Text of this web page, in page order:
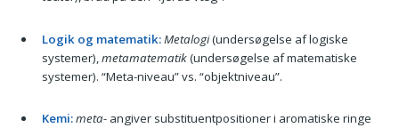
Logik og matematik:Metalogi(undersøgelse af logiske
systemer), metamatematik(undersøgelse af matematiske
systemer). “Meta-niveau” vs. “objektniveau”.
Kemi:meta-angiver substituentpositioner i aromatiske ringe